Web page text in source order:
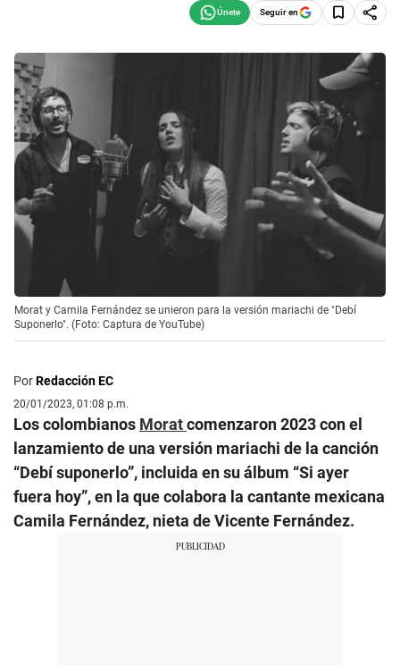
Seguir en
Morat y Camila Fernández se unieron para la versión mariachi de "Debí
Suponerlo". (Foto: Captura de YouTube)
PorRedacción EC
20/01/2023, 01:08 p.m.
Los colombianos Moratcomenzaron 2023 con el
lanzamiento de una versión mariachi de la canción
“Debí suponerlo”, incluida en su álbum “Si ayer
fuera hoy”, en la que colabora la cantante mexicana
Camila Fernández, nieta de Vicente Fernández.